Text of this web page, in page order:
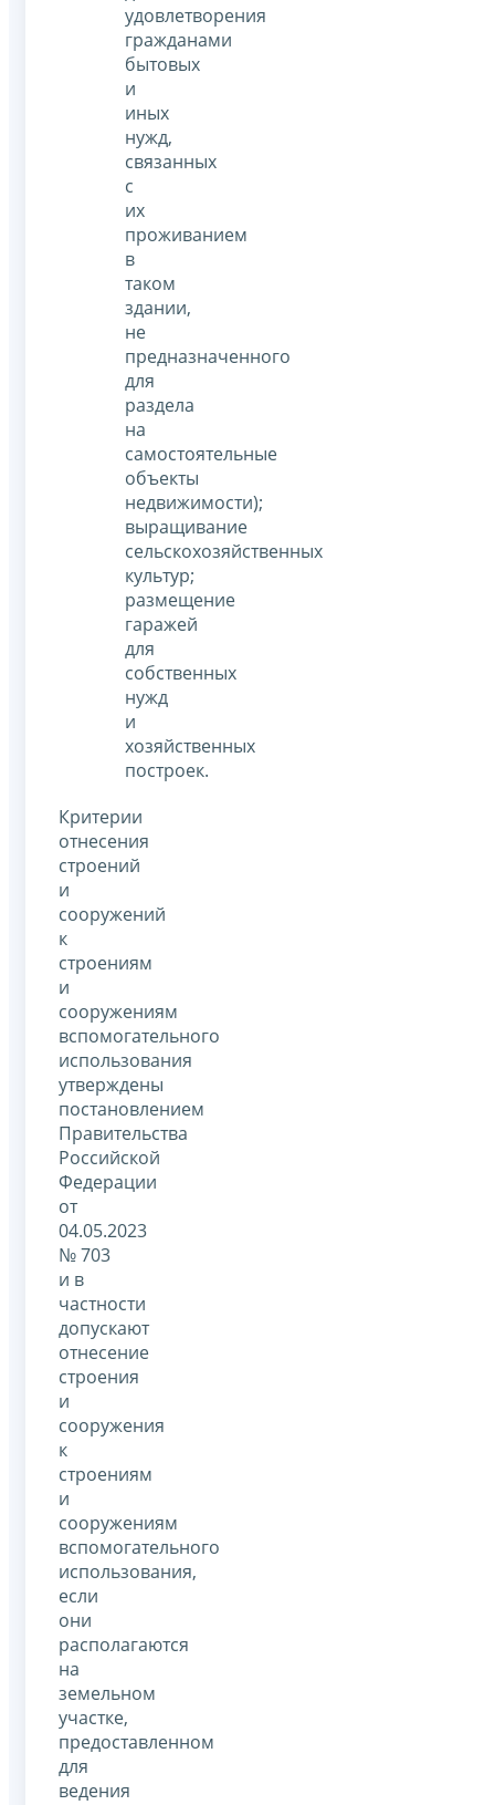
удовлетворения
гражданами
бытовых
и
иных
нужд,
связанных
с
их
проживанием
в
таком
здании,
не
предназначенного
для
раздела
на
самостоятельные
объекты
недвижимости);
выращивание
сельскохозяйственных
культур;
размещение
гаражей
для
собственных
нужд
и
хозяйственных
построек.
Критерии
отнесения
строений
и
сооружений
к
строениям
и
сооружениям
вспомогательного
использования
утверждены
постановлением
Правительства
Российской
Федерации
от
04.05.2023
№ 703
и в
частности
допускают
отнесение
строения
и
сооружения
к
строениям
и
сооружениям
вспомогательного
использования,
если
они
располагаются
на
земельном
участке,
предоставленном
для
ведения